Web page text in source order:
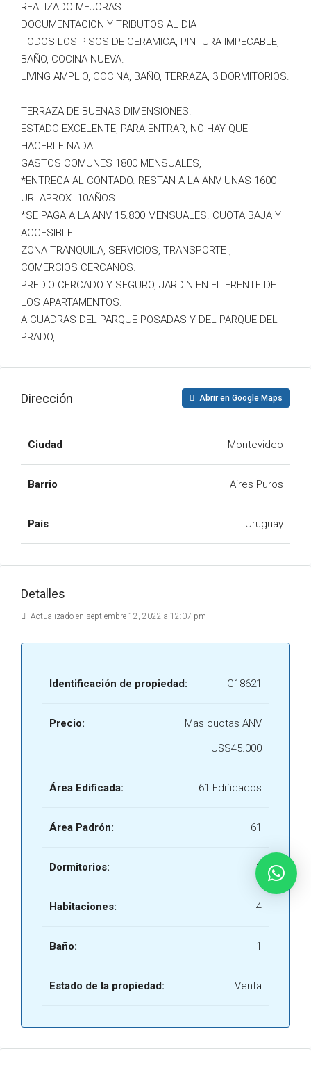
REALIZADO MEJORAS.
DOCUMENTACION Y TRIBUTOS AL DIA
TODOS LOS PISOS DE CERAMICA, PINTURA IMPECABLE,
BAÑO, COCINA NUEVA.
LIVING AMPLIO, COCINA, BAÑO, TERRAZA, 3 DORMITORIOS.
.
TERRAZA DE BUENAS DIMENSIONES.
ESTADO EXCELENTE, PARA ENTRAR, NO HAY QUE
HACERLE NADA.
GASTOS COMUNES 1800 MENSUALES,
*ENTREGA AL CONTADO. RESTAN A LA ANV UNAS 1600
UR. APROX. 10AÑOS.
*SE PAGA A LA ANV 15.800 MENSUALES. CUOTA BAJA Y
ACCESIBLE.
ZONA TRANQUILA, SERVICIOS, TRANSPORTE ,
COMERCIOS CERCANOS.
PREDIO CERCADO Y SEGURO, JARDIN EN EL FRENTE DE
LOS APARTAMENTOS.
A CUADRAS DEL PARQUE POSADAS Y DEL PARQUE DEL
PRADO,
Dirección Abrir en Google Maps
Ciudad Montevideo
Barrio Aires Puros
País Uruguay
Detalles
Actualizado en septiembre 12, 2022 a 12:07 pm
Identificación de propiedad: IG18621
Precio:
Mas cuotas ANV
U$S45.000
Área Edificada: 61 Edificados
Área Padrón: 61
Dormitorios: 3
Habitaciones: 4
Baño: 1
Estado de la propiedad: Venta